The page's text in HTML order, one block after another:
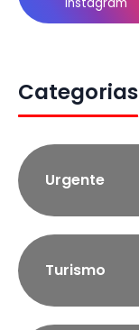
Categorias
Urgente
Turismo